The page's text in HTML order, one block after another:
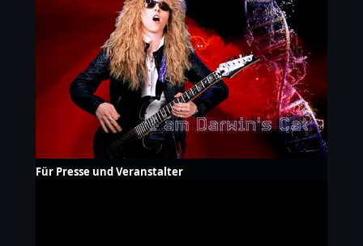
Für Presse und Veranstalter